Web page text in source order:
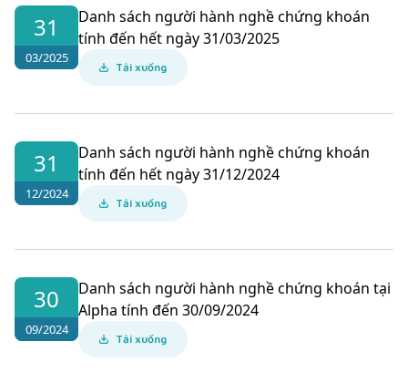
31
03/2025
Danh sách người hành nghề chứng khoán
tính đến hết ngày 31/03/2025
Tải xuống
31
12/2024
Danh sách người hành nghề chứng khoán
tính đến hết ngày 31/12/2024
Tải xuống
30
09/2024
Danh sách người hành nghề chứng khoán tại
Alpha tính đến 30/09/2024
Tải xuống